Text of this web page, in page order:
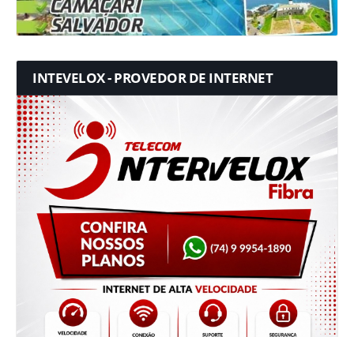
INTEVELOX - PROVEDOR DE INTERNET